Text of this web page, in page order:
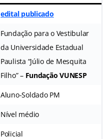
edital publicado
Fundação para o Vestibular
da Universidade Estadual
Paulista “Júlio de Mesquita
Filho” – Fundação VUNESP
Aluno-Soldado PM
Nível médio
Policial